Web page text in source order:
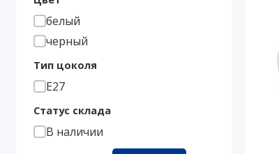
белый
черный
Тип цоколя
Е27
Статус склада
В наличии